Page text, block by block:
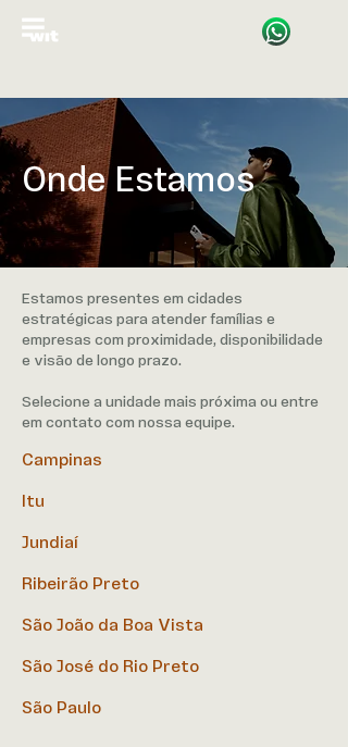
Onde Estamos
Estamos presentes em cidades
estratégicas para atender famílias e
empresas com proximidade, disponibilidade
e visão de longo prazo.
Selecione a unidade mais próxima ou entre
em contato com nossa equipe.
Campinas
Itu
Jundiaí
Ribeirão Preto
São João da Boa Vista
São José do Rio Preto
São Paulo